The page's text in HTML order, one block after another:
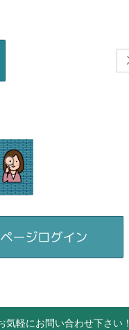
軽にお問い合わせ下さい！